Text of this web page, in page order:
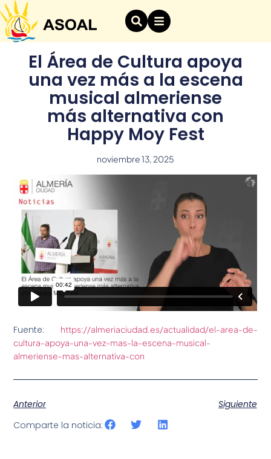
El Área de Cultura apoya
una vez más a la escena
musical almeriense
más alternativa con
Happy Moy Fest
noviembre 13, 2025
Fuente:
https://almeriaciudad.es/actualidad/el-area-de-
cultura-apoya-una-vez-mas-la-escena-musical-
almeriense-mas-alternativa-con
Anterior
Siguiente
Comparte la noticia: